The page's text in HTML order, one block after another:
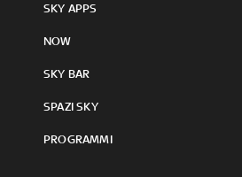
SKY APPS
NOW
SKY BAR
SPAZI SKY
PROGRAMMI